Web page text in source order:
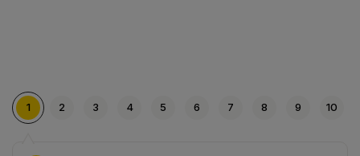
1 2 3 4 5 6 7 8 9 10